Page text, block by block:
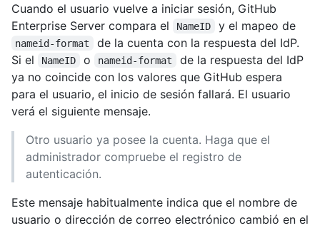
Cuando el usuario vuelve a iniciar sesión, GitHub
Enterprise Server compara el
NameID y el mapeo de
nameid-format
de la cuenta con la respuesta del IdP.
Si el
NameID o nameid-format
de la respuesta del IdP
ya no coincide con los valores que GitHub espera
para el usuario, el inicio de sesión fallará. El usuario
verá el siguiente mensaje.
Otro usuario ya posee la cuenta. Haga que el
administrador compruebe el registro de
autenticación.
Este mensaje habitualmente indica que el nombre de
usuario o dirección de correo electrónico cambió en el